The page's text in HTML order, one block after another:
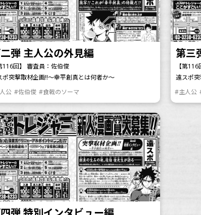
弾 主人公の外見編
116回】 審査員：佐伯俊
ポ突撃取材企画!!～幸平創真とは何者か～
公 #佐伯俊 #食戟のソーマ
第三
【第
遠スポ
#主人公